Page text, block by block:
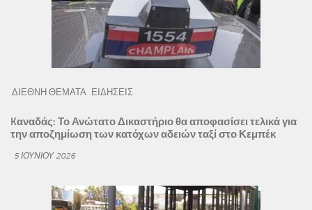
ΔΙΕΘΝΗ ΘΕΜΑΤΑ ΕΙΔΗΣΕΙΣ
Kαναδάς: Το Ανώτατο Δικαστήριο θα αποφασίσει τελικά για
την αποζημίωση των κατόχων αδειών ταξί στο Κεμπέκ
5 ΙΟΥΝΊΟΥ 2026